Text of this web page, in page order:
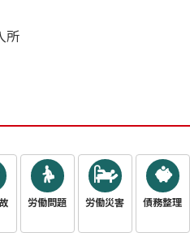
所
労働問題 労働災害 債務整理